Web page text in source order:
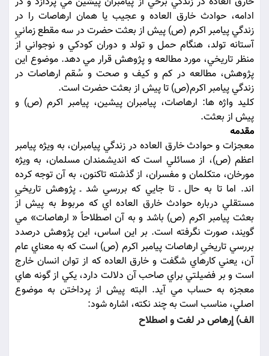
ادامه، حوادث خارق العاده و عجيب يا همان ارهاصات را در
زندگي پيامبر اکرم (ص) پيش از بعثت حضرت در سه مقطع زمانيِ
آستانه تولد، هنگام حمل و تولد و دوران کودکي و نوجواني از
منظر تاريخي، مورد مطالعه و پژوهش قرار مي دهد. موضوع اين
پژوهش، مطالعه در کم و کيف و صحت و سُقم ارهاصات در
زندگي پيامبر اکرم(ص) تا پيش از بعثت حضرت است.
کليد واژه ها: ارهاصات، پيامبران پيشين، پيامبر اکرم (ص) و
پيش از بعثت.
مقدمه
معجزات و حوادث خارق العاده در زندگي پيامبران، به ويژه پيامبر
اعظم (ص)، از مسائلي است که انديشمندان مسلمان، به ويژه
مورخان، متکلمان و مفسران، از گذشته تاکنون، به آن توجه کرده
اند. اما تا به حال ـ تا جايي که بررسي شد ـ پژوهش تاريخيِ
مستقلي درباره حوادث خارق العاده اي که مربوط به پيش از
بعثت پيامبر اکرم (ص) باشد و به آن اصطلاحاً « ارهاصات» مي
گويند، صورت نگرفته است. بر اين اساس، اين پژوهش درصدد
بررسي تاريخيِ ارهاصات پيامبر اکرم (ص) است که به معناي عام
آن، يعني کارهاي شگفت و خارق العاده که از توان انسان خارج
است و بر فضيلتي براي صاحب آن دلالت دارد، يکي از گونه هاي
معجزه به حساب مي آيد. البته پيش از پرداختن به موضوع
اصلي، مناسب است به چند نکته، اشاره شود:
الف) إرهاص در لغت و اصطلاح